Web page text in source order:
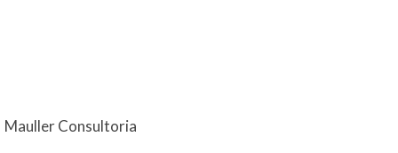
Mauller Consultoria